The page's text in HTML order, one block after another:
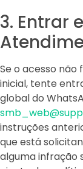
3. Entrar
Se o acesso
inicial, tente
global do
instruções
que está
alguma infração